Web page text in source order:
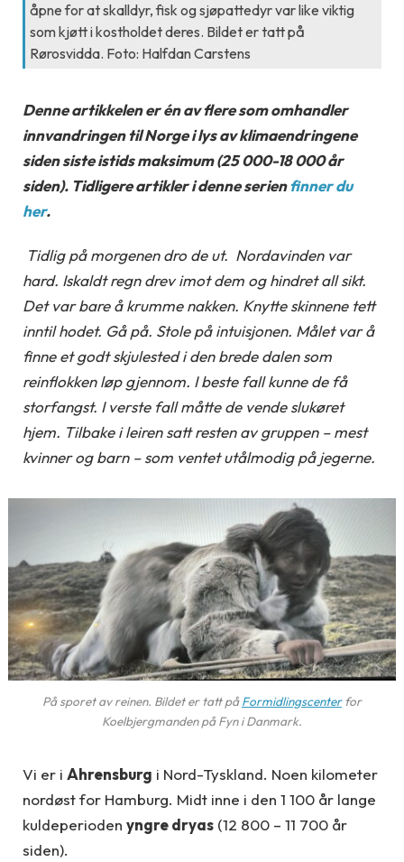
åpne for at skalldyr, fisk og sjøpattedyr var like viktig
som kjøtt i kostholdet deres. Bildet er tatt på
Rørosvidda. Foto: Halfdan Carstens
Denne artikkelen er én av flere som omhandler
innvandringen til Norge i lys av klimaendringene
siden siste istids maksimum (25 000-18 000 år
siden). Tidligere artikler i denne serienfinner du
her.
Tidlig på morgenen dro de ut. Nordavinden var
hard. Iskaldt regn drev imot dem og hindret all sikt.
Det var bare å krumme nakken. Knytte skinnene tett
inntil hodet. Gå på. Stole på intuisjonen. Målet var å
finne et godt skjulested i den brede dalen som
reinflokken løp gjennom. I beste fall kunne de få
storfangst. I verste fall måtte de vende slukøret
hjem. Tilbake i leiren satt resten av gruppen – mest
kvinner og barn – som ventet utålmodig på jegerne.
På sporet av reinen. Bildet er tatt påFormidlingscenterfor
Koelbjergmanden på Fyn i Danmark.
Vi er i Ahrensburg i Nord-Tyskland. Noen kilometer
nordøst for Hamburg. Midt inne i den 1 100 år lange
kuldeperioden yngre dryas (12 800 – 11 700 år
siden).